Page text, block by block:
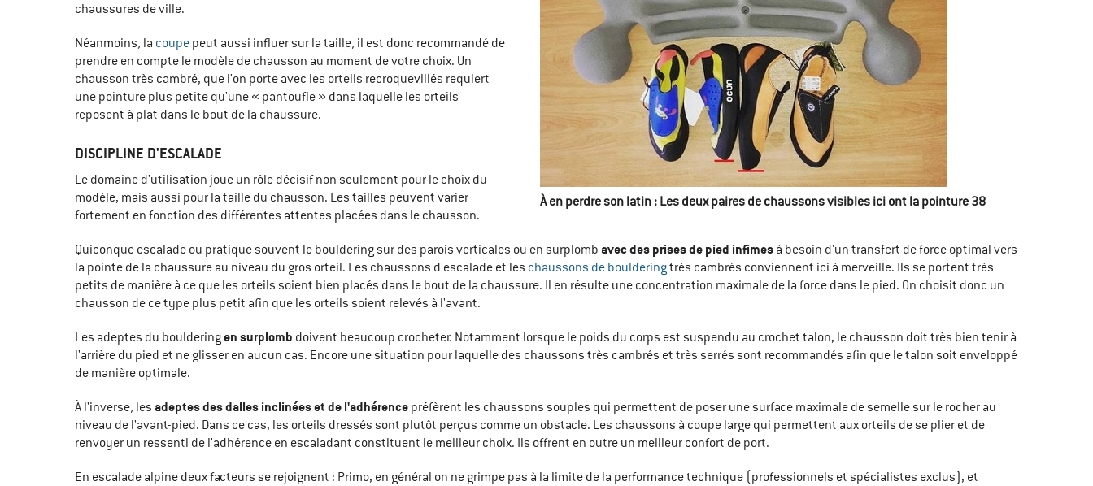
À en perdre son latin : Les deux paires de chaussons visibles ici ont la pointure 38
chaussures de ville.
Néanmoins, la coupe peut aussi influer sur la taille, il est donc recommandé de
prendre en compte le modèle de chausson au moment de votre choix. Un
chausson très cambré, que l'on porte avec les orteils recroquevillés requiert
une pointure plus petite qu'une « pantoufle » dans laquelle les orteils
reposent à plat dans le bout de la chaussure.
DISCIPLINE D'ESCALADE
Le domaine d'utilisation joue un rôle décisif non seulement pour le choix du
modèle, mais aussi pour la taille du chausson. Les tailles peuvent varier
fortement en fonction des différentes attentes placées dans le chausson.
Quiconque escalade ou pratique souvent le bouldering sur des parois verticales ou en surplomb avec des prises de pied infimes à besoin d'un transfert de force optimal vers
la pointe de la chaussure au niveau du gros orteil. Les chaussons d'escalade et les chaussons de boulderingtrès cambrés conviennent ici à merveille. Ils se portent très
petits de manière à ce que les orteils soient bien placés dans le bout de la chaussure. Il en résulte une concentration maximale de la force dans le pied. On choisit donc un
chausson de ce type plus petit afin que les orteils soient relevés à l'avant.
Les adeptes du boulderingen surplomb doivent beaucoup crocheter. Notamment lorsque le poids du corps est suspendu au crochet talon, le chausson doit très bien tenir à
l'arrière du pied et ne glisser en aucun cas. Encore une situation pour laquelle des chaussons très cambrés et très serrés sont recommandés afin que le talon soit enveloppé
de manière optimale.
À l'inverse, les adeptes des dalles inclinées et de l'adhérence préfèrent les chaussons souples qui permettent de poser une surface maximale de semelle sur le rocher au
niveau de l'avant-pied. Dans ce cas, les orteils dressés sont plutôt perçus comme un obstacle. Les chaussons à coupe large qui permettent aux orteils de se plier et de
renvoyer un ressenti de l'adhérence en escaladant constituent le meilleur choix. Ils offrent en outre un meilleur confort de port.
En escalade alpine deux facteurs se rejoignent : Primo, en général on ne grimpe pas à la limite de la performance technique (professionnels et spécialistes exclus), et